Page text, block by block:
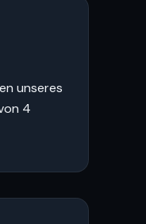
unseres
4